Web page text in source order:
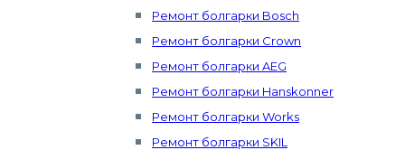
Ремонт болгарки Bosch
Ремонт болгарки Crown
Ремонт болгарки AEG
Ремонт болгарки Hanskonner
Ремонт болгарки Works
Ремонт болгарки SKIL